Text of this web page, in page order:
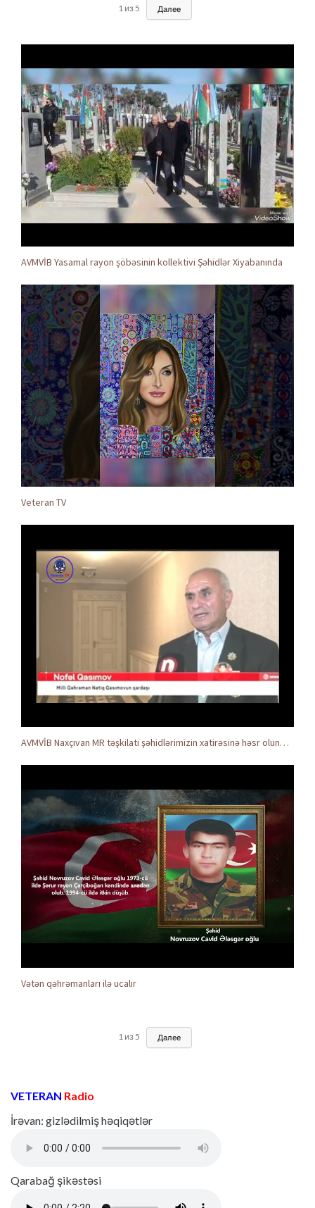
1 из5 Далее
AVMVİB Yasamal rayon şöbəsinin kollektivi Şəhidlər Xiyabanında
Veteran TV
AVMVİB Naxçıvan MR təşkilatı şəhidlərimizin xatirəsinə həsr olunmuş tədbir keçirdi
Vətən qəhrəmanları ilə ucalır
1 из 5 Далее
VETERAN Radio
İrəvan: gizlədilmiş həqiqətlər
Qarabağ şikəstəsi